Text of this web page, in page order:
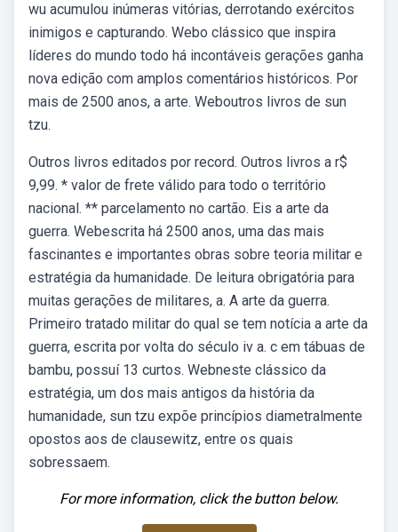
wu acumulou inúmeras vitórias, derrotando exércitos
inimigos e capturando. Webo clássico que inspira
líderes do mundo todo há incontáveis gerações ganha
nova edição com amplos comentários históricos. Por
mais de 2500 anos, a arte. Weboutros livros de sun
tzu.
Outros livros editados por record. Outros livros a r$
9,99. * valor de frete válido para todo o território
nacional. ** parcelamento no cartão. Eis a arte da
guerra. Webescrita há 2500 anos, uma das mais
fascinantes e importantes obras sobre teoria militar e
estratégia da humanidade. De leitura obrigatória para
muitas gerações de militares, a. A arte da guerra.
Primeiro tratado militar do qual se tem notícia a arte da
guerra, escrita por volta do século iv a. c em tábuas de
bambu, possuí 13 curtos. Webneste clássico da
estratégia, um dos mais antigos da história da
humanidade, sun tzu expõe princípios diametralmente
opostos aos de clausewitz, entre os quais
sobressaem.
For more information, click the button below.